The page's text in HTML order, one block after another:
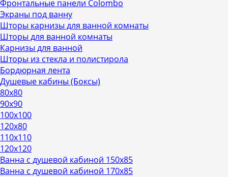
Фронтальные панели Colombo
Экраны под ванну
Шторы карнизы для ванной комнаты
Шторы для ванной комнаты
Карнизы для ванной
Шторы из стекла и полистирола
Бордюрная лента
Душевые кабины (Боксы)
80х80
90х90
100х100
120х80
110х110
120х120
Ванна с душевой кабиной 150х85
Ванна с душевой кабиной 170х85